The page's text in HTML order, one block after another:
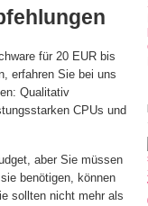
für 20 EUR bis
erfahren Sie bei uns
Qualitativ
CPUs und
aber Sie müssen
benötigen, können
sollten nicht mehr als